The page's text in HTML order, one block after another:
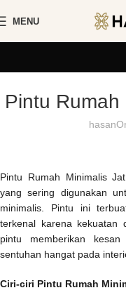
MENU
Pintu
hasan
Pintu Rumah Minimalis
yang sering digunakan
minimalis. Pintu ini
terkenal karena kekuatan
pintu memberikan
sentuhan hangat pada
Ciri-ciri Pintu Rumah